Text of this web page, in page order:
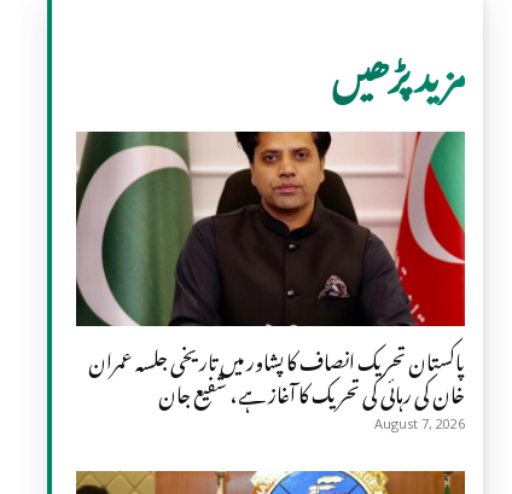
مزید پڑھیں
پاکستان تحریک انصاف کا پشاور میں تاریخی جلسہ عمران
خان کی رہائی کی تحریک کا آغاز ہے، شفیع جان
August 7, 2026